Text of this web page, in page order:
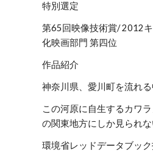
特別選定
第65回映像技術賞/ 2012
化映画部門 第四位
作品紹介
神奈川県、愛川町を流れる
この河原に自生するカワ
の関東地方にしか見られな
環境省レッドデータブッ